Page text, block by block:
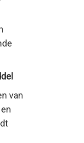
van